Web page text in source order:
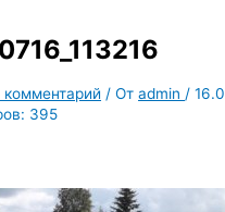
комментарий / Отadmin /
395